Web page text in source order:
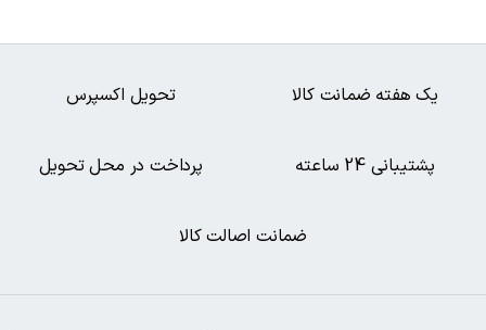
ضمانت اصالت کالا
پرداخت در محل تحویل پشتیبانی 24 ساعته
تحویل اکسپرس یک هفته ضمانت کالا